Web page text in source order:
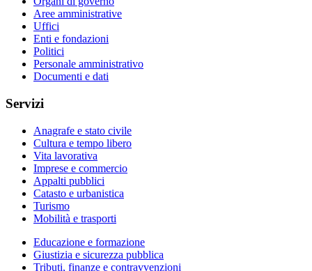
Aree amministrative
Uffici
Enti e fondazioni
Politici
Personale amministrativo
Documenti e dati
Servizi
Anagrafe e stato civile
Cultura e tempo libero
Vita lavorativa
Imprese e commercio
Appalti pubblici
Catasto e urbanistica
Turismo
Mobilità e trasporti
Educazione e formazione
Giustizia e sicurezza pubblica
Tributi, finanze e contravvenzioni